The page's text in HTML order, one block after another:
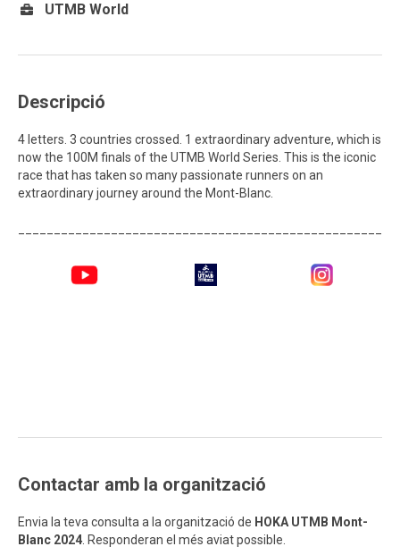
UTMB World
Descripció
4 letters. 3 countries crossed. 1 extraordinary adventure, which is
now the 100M finals of the UTMB World Series. This is the iconic
race that has taken so many passionate runners on an
extraordinary journey around the Mont-Blanc.
Contactar amb la organització
Envia la teva consulta a la organització de HOKA UTMB Mont-
Blanc 2024 . Responderan el més aviat possible.